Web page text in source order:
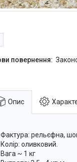
Опис
Фактура: рельєфна,
Колір: оливковий.
Вага ~ 1 кг